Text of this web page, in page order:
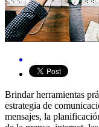
​Brindar herramientas
estrategia de
mensajes, la